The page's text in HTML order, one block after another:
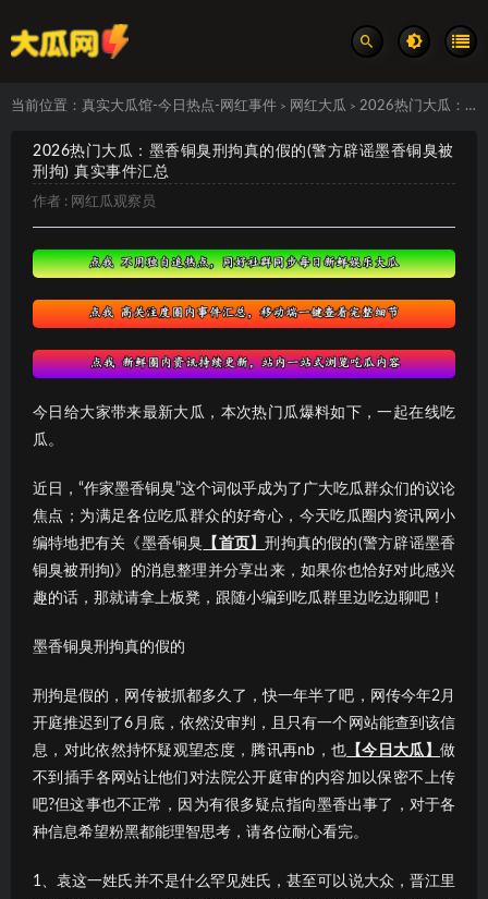
当前位置： 真实大瓜馆-今日热点-网红事件 > 网红大瓜 > 2026热门大瓜：墨香铜臭刑拘真的假的(警方辟谣墨香铜臭被刑拘) 真实事件汇总
2026热门大瓜：墨香铜臭刑拘真的假的(警方辟谣墨香铜臭被
刑拘) 真实事件汇总
作者 : 网红瓜观察员
今日给大家带来最新大瓜，本次热门瓜爆料如下，一起在线吃
瓜。
近日，“作家墨香铜臭”这个词似乎成为了广大吃瓜群众们的议论
焦点；为满足各位吃瓜群众的好奇心，今天吃瓜圈内资讯网小
编特地把有关《墨香铜臭 【首页】刑拘真的假的(警方辟谣墨香
铜臭被刑拘)》的消息整理并分享出来，如果你也恰好对此感兴
趣的话，那就请拿上板凳，跟随小编到吃瓜群里边吃边聊吧！
墨香铜臭刑拘真的假的
刑拘是假的，网传被抓都多久了，快一年半了吧，网传今年2月
开庭推迟到了6月底，依然没审判，且只有一个网站能查到该信
息，对此依然持怀疑观望态度，腾讯再nb，也 【今日大瓜】做
不到插手各网站让他们对法院公开庭审的内容加以保密不上传
吧?但这事也不正常，因为有很多疑点指向墨香出事了，对于各
种信息希望粉黑都能理智思考，请各位耐心看完。
1、袁这一姓氏并不是什么罕见姓氏，甚至可以说大众，晋江里